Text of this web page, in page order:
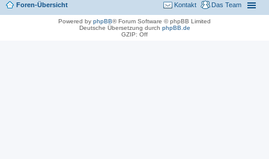
Foren-Übersicht Das Team
Kontakt
Powered by phpBB® Forum Software © phpBB Limited
Deutsche Übersetzung durch phpBB.de
GZIP: Off